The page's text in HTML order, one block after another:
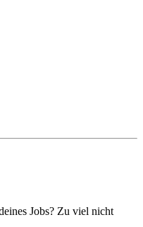
Jobs? Zu viel nicht